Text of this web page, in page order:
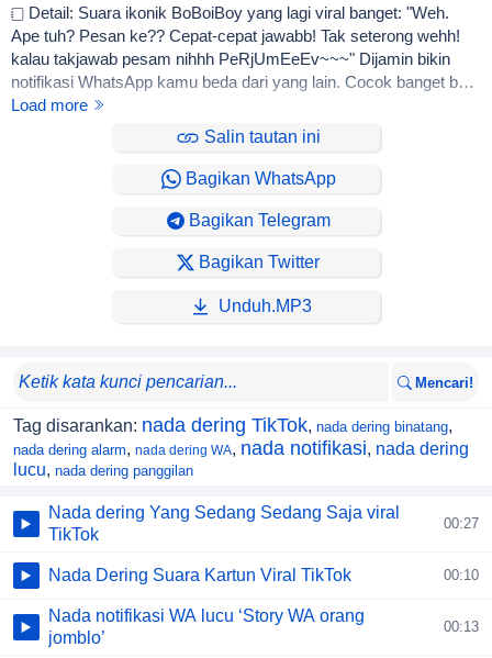
Detail: Suara ikonik BoBoiBoy yang lagi viral banget: "Weh.
Ape tuh? Pesan ke?? Cepat-cepat jawabb! Tak seterong wehh!
kalau takjawab pesam nihhh PeRjUmEeEv~~~" Dijamin bikin
notifikasi WhatsApp kamu beda dari yang lain. Cocok banget buat
kamu yang ngefans sama BoBoiBoy, pasti bikin orang sekitar
langsung nengok waktu HP kamu bunyi...
Load more
Salin tautan ini
Bagikan WhatsApp
Bagikan Telegram
Bagikan Twitter
Unduh.MP3
Mencari!
Tag disarankan: nada dering TikTok, nada dering binatang,
nada dering alarm, nada dering WA, nada notifikasi, nada dering
lucu, nada dering panggilan
Nada dering Yang Sedang Sedang Saja viral
TikTok
00:27
Nada Dering Suara Kartun Viral TikTok 00:10
Nada notifikasi WA lucu ‘Story WA orang
jomblo’
00:13